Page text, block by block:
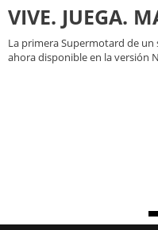
VIVE. JUEGA.
La primera Supermotard de
ahora disponible en la versión